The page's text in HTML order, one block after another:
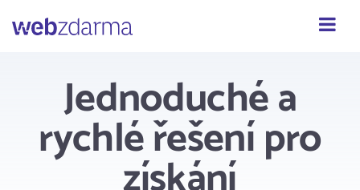
Webzdarma
Jednoduché a
rychlé řešení pro